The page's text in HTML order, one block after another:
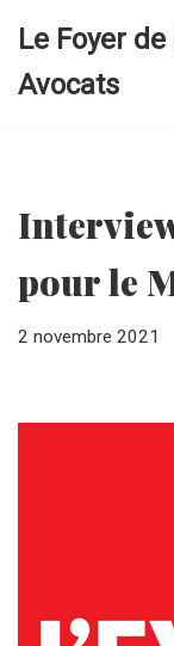
au
Le Foyer
Avocats
pour le
2 novembre 2021